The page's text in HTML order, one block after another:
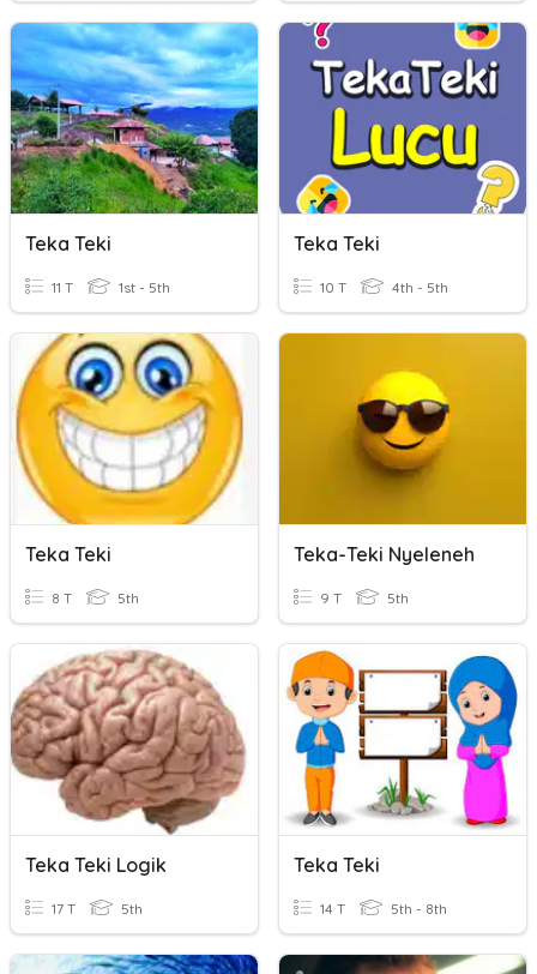
Teka Teki
11 T 1st - 5th
Teka Teki
10 T 4th - 5th
Teka Teki
8 T 5th
Teka-Teki Nyeleneh
9 T 5th
Teka Teki Logik
17 T 5th
Teka Teki
14 T 5th - 8th